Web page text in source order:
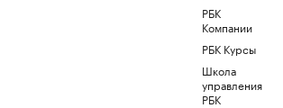
РБК
Компании
РБК Курсы
Школа
управления
РБК